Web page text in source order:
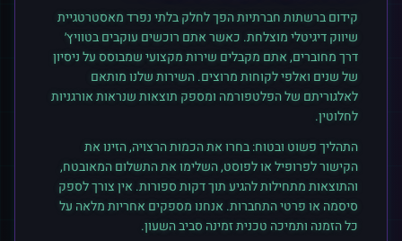
קידום ברשתות חברתיות הפך לחלק בלתי נפרד מאסטרטגיית
שיווק דיגיטלי מוצלחת. כאשר אתם רוכשים עוקביםבטוויץ׳
דרך מחוברים, אתם מקבלים שירות מקצועי שמבוסס על ניסיון
של שנים ואלפי לקוחות מרוצים. השירות שלנו מותאם
לאלגוריתם של הפלטפורמה ומספק תוצאות שנראות אורגניות
לחלוטין.
התהליך פשוט ובטוח: בחרו את הכמות הרצויה, הזינו את
הקישור לפרופיל או לפוסט, השלימו את התשלום המאובטח,
והתוצאות מתחילות להגיע תוך דקות ספורות. אין צורך לספק
סיסמה או פרטי התחברות. אנחנו מספקים אחריות מלאה על
כל הזמנה ותמיכה טכנית זמינה סביב השעון.